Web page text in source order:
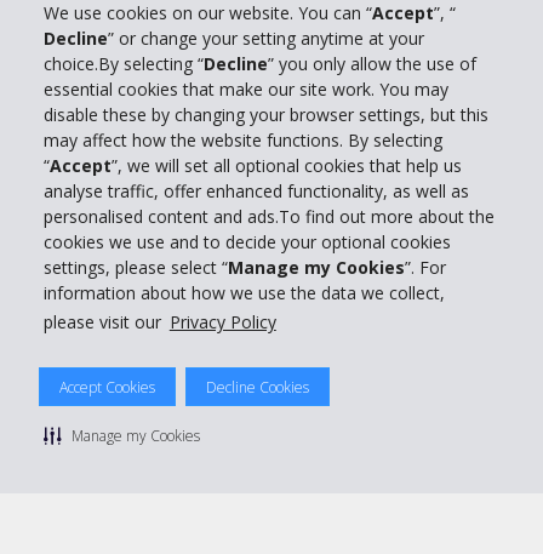
We use cookies on our website. You can “Accept”, “
Decline” or change your setting anytime at your
choice.By selecting “Decline” you only allow the use of
essential cookies that make our site work. You may
disable these by changing your browser settings, but this
may affect how the website functions. By selecting
“Accept”, we will set all optional cookies that help us
analyse traffic, offer enhanced functionality, as well as
personalised content and ads.To find out more about the
cookies we use and to decide your optional cookies
settings, please select “Manage my Cookies”. For
information about how we use the data we collect,
please visit our Privacy Policy
Accept Cookies Decline Cookies
Manage my Cookies
Informations sur l'entreprise
Entreprise
Support client
Réserver avec Hertz
Politique de confidentialité
Conditions de location
Gérer mes cookies